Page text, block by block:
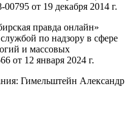
от 19 декабря 2014 г.
правда онлайн»
по надзору в сфере
и массовых
от 12 января 2024 г.
Гимельштейн Александр